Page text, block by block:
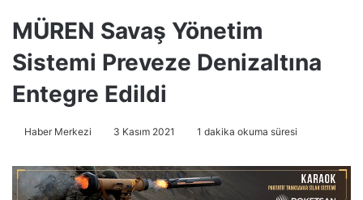
MÜREN Savaş Yönetim
Sistemi Preveze Denizaltına
Entegre Edildi
Haber Merkezi 3 Kasım 2021 1 dakika okuma süresi